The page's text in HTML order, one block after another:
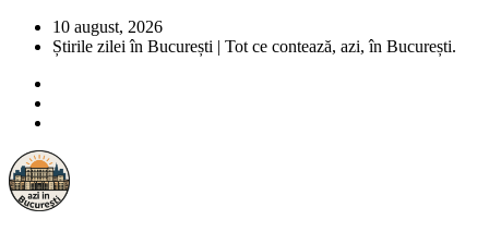
10 august, 2026
Știrile zilei în București | Tot ce contează, azi, în București.